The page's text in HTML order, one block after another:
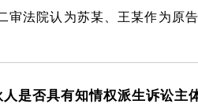
审法院认为苏某、王某作为原
是否具有知情权派生诉讼主